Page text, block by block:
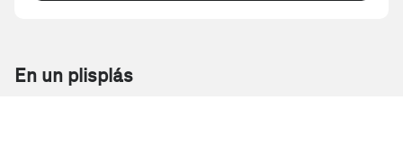
En un plisplás